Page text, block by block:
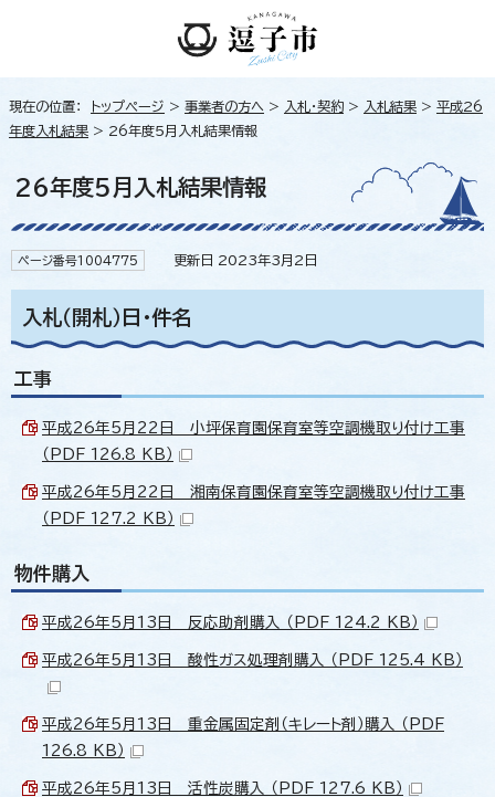
現在の位置： トップページ > 事業者の方へ > 入札・契約 > 入札結果 > 平成26
年度入札結果 > 26年度5月入札結果情報
26年度5月入札結果情報
ページ番号1004775 更新日 2023年3月2日
入札（開札）日・件名
工事
平成26年5月22日 小坪保育園保育室等空調機取り付け工事
（PDF 126.8 KB）
平成26年5月22日 湘南保育園保育室等空調機取り付け工事
（PDF 127.2 KB）
物件購入
平成26年5月13日 反応助剤購入 （PDF 124.2 KB）
平成26年5月13日 酸性ガス処理剤購入 （PDF 125.4 KB）
平成26年5月13日 重金属固定剤（キレート剤）購入 （PDF
126.8 KB）
平成26年5月13日 活性炭購入 （PDF 127.6 KB）